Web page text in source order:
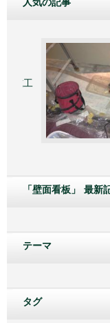
人気の記事
「壁面看板」 最新
テーマ
タグ